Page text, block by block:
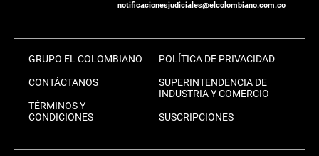
notificacionesjudiciales@elcolombiano.com.co
GRUPO EL COLOMBIANO
CONTÁCTANOS
TÉRMINOS Y
CONDICIONES
POLÍTICA DE PRIVACIDAD
SUPERINTENDENCIA DE
INDUSTRIA Y COMERCIO
SUSCRIPCIONES